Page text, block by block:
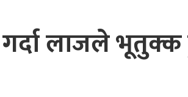
लाजले भूतुक्क